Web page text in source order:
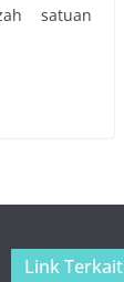
satuan
Link Terkait